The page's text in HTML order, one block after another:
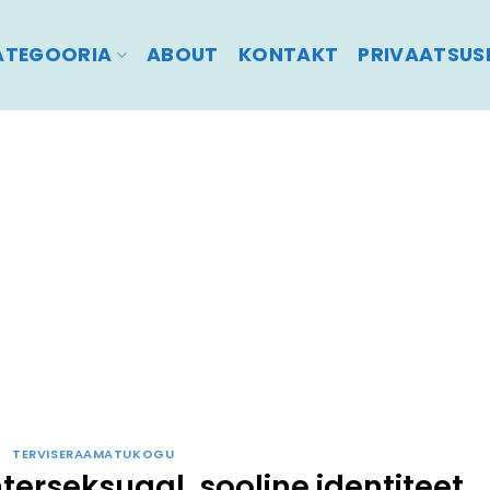
ABOUT KONTAKT
TERVISERAAMATUKOGU